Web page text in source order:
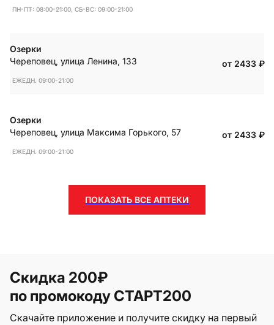
ПН-ПТ: 08:00-21:00, СБ-ВС: 09:00-21:00
Озерки
Череповец, улица Ленина, 133
ЕЖЕДН. 09:00-21:00
от 2433 ₽
Озерки
Череповец, улица Максима Горького, 57
ЕЖЕДН. 09:00-21:00
от 2433 ₽
ПОКАЗАТЬ ВСЕ АПТЕКИ
Скидка 200₽
по промокоду СТАРТ200
Скачайте приложение и получите скидку на первый